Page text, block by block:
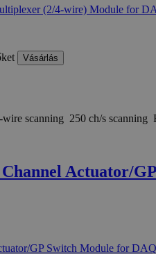
scanning 250 ch/s
Actuator/